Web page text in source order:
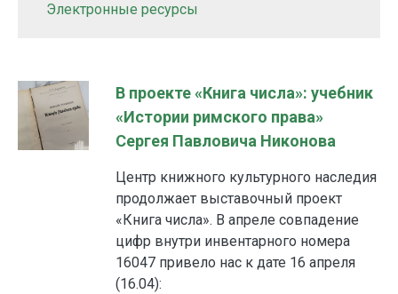
Электронные ресурсы
В проекте «Книга числа»: учебник
«Истории римского права»
Сергея Павловича Никонова
Центр книжного культурного наследия
продолжает выставочный проект
«Книга числа». В апреле совпадение
цифр внутри инвентарного номера
16047 привело нас к дате 16 апреля
(16.04):